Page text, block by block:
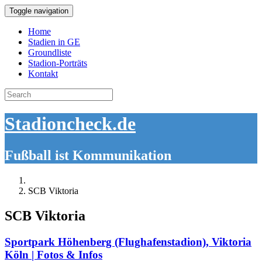
Toggle navigation
Home
Stadien in GE
Groundliste
Stadion-Porträts
Kontakt
Search
for:
Stadioncheck.de
Fußball ist Kommunikation
SCB Viktoria
SCB Viktoria
Sportpark Höhenberg (Flughafenstadion), Viktoria
Köln | Fotos & Infos